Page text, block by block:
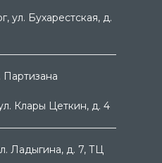
, ул. Бухарестская, д.
Партизана
Клары Цеткин, д. 4
Ладыгина, д. 7, ТЦ